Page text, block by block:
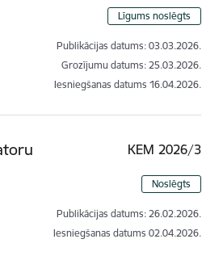
Līgums noslēgts
Publikācijas datums: 03.03.2026.
Grozījumu datums: 25.03.2026.
Iesniegšanas datums 16.04.2026.
KEM 2026/3
Noslēgts
Publikācijas datums: 26.02.2026.
Iesniegšanas datums 02.04.2026.